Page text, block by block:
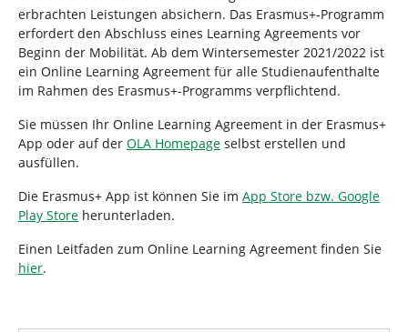
erbrachten Leistungen absichern. Das Erasmus+-Programm
erfordert den Abschluss eines Learning Agreements vor
Beginn der Mobilität. Ab dem Wintersemester 2021/2022 ist
ein Online Learning Agreement für alle Studienaufenthalte
im Rahmen des Erasmus+-Programms verpflichtend.
Sie müssen Ihr Online Learning Agreement in der Erasmus+
App oder auf der OLA Homepage selbst erstellen und
ausfüllen.
Die Erasmus+ App ist können Sie im App Store bzw. Google
Play Store herunterladen.
Einen Leitfaden zum Online Learning Agreement finden Sie
hier.